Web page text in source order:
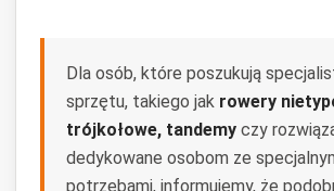
Dla osób, które poszukują
sprzętu, takiego jak rowery
trójkołowe, tandemy czy
dedykowane osobom ze
potrzebami, informujemy, że